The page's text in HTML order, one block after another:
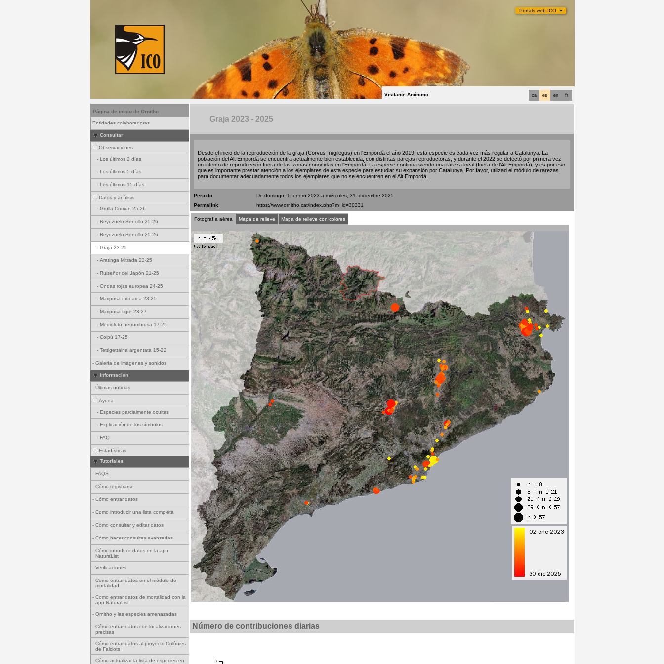
Portals web ICO
fr
en
es
ca
Visitante Anónimo
Página de inicio de Ornitho
Entidades colaboradoras
Consultar
Observaciones
- Los últimos 2 días
- Los últimos 5 días
- Los últimos 15 días
Datos y análisis
- Grulla Común 25-26
- Reyezuelo Sencillo 25-26
- Reyezuelo Sencillo 25-26
- Graja 23-25
- Aratinga Mitrada 23-25
- Ruiseñor del Japón 21-25
- Ondas rojas europea 24-25
- Mariposa monarca 23-25
- Mariposa tigre 23-27
- Medioluto herrumbrosa 17-25
- Coipú 17-25
- Tettigettalna argentata 15-22
- Galería de imágenes y sonidos
Información
- Últimas noticias
Ayuda
- Especies parcialmente ocultas
- Explicación de los símbolos
- FAQ
Estadísticas
Tutoriales
- FAQS
- Cómo registrarse
- Cómo entrar datos
- Como introducir una lista completa
- Cómo consultar y editar datos
- Cómo hacer consultas avanzadas
- Cómo introducir datos en la app
NaturaList
- Verificaciones
- Como entrar datos en el módulo de
mortalidad
- Como entrar datos de mortalidad con la
app NaturaList
- Ornitho y las especies amenazadas
- Cómo entrar datos con localizaciones
precisas
- Cómo entrar datos al proyecto Colònies
de Falciots
- Cómo actualizar la lista de especies en
Graja 2023 - 2025
Desde el inicio de la reproducción de la graja (Corvus frugilegus) en l'Empordà el año 2019, esta especie es cada vez más regular a Catalunya. La
población del Alt Empordà se encuentra actualmente bien establecida, con distintas parejas reproductoras, y durante el 2022 se detectó por primera vez
un intento de reproducción fuera de las zonas conocidas en l'Empordà. La especie continua siendo una rareza local (fuera de l'Alt Empordà), y es por eso
que es importante prestar atención a los ejemplares de esta especie para estudiar su expansión por Catalunya. Por favor, utilizad el módulo de rarezas
para documentar adecuadamente todos los ejemplares que no se encuentren en el Alt Empordà.
Periodo:
De domingo, 1. enero 2023 a miércoles, 31. diciembre 2025
Permalink:
Fotografía aérea Mapa de relieve Mapa de relieve con colores
Número de contribuciones diarias
7